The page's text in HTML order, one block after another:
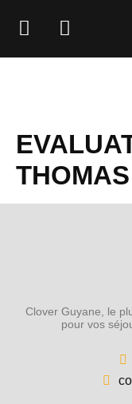
THOMAS
Clover Guyane, le
pour vos